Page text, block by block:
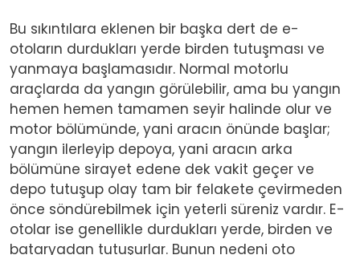
Bu sıkıntılara eklenen bir başka dert de e-
otoların durdukları yerde birden tutuşması ve
yanmaya başlamasıdır. Normal motorlu
araçlarda da yangın görülebilir, ama bu yangın
hemen hemen tamamen seyir halinde olur ve
motor bölümünde, yani aracın önünde başlar;
yangın ilerleyip depoya, yani aracın arka
bölümüne sirayet edene dek vakit geçer ve
depo tutuşup olay tam bir felakete çevirmeden
önce söndürebilmek için yeterli süreniz vardır. E-
otolar ise genellikle durdukları yerde, birden ve
bataryadan tutuşurlar. Bunun nedeni oto